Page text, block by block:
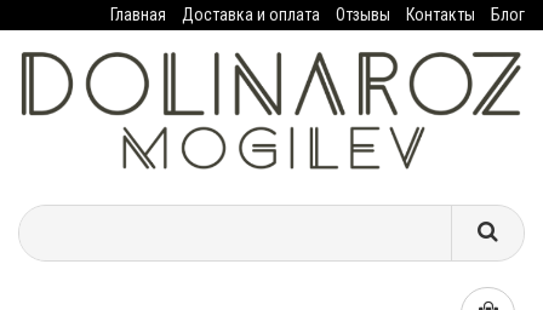
Главная Доставка и оплата Отзывы Контакты Блог